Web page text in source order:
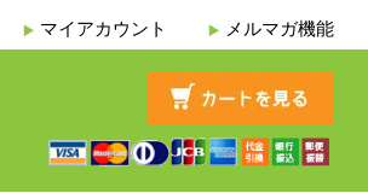
マイアカウント メルマガ機能